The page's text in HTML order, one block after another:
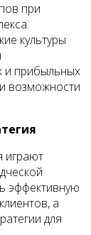
при
культуры
и прибыльных
возможности
играют
эффективную
а
для